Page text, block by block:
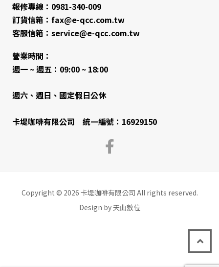
報修專線：0981-340-009
訂貨信箱：fax@e-qcc.com.tw
客服信箱：service@e-qcc.com.tw
營業時間：
週一 ~ 週五：09:00 ~ 18:00
週六、週日、國定假日公休
卡堤咖啡有限公司 統一編號：16929150
Copyright © 2026 卡堤咖啡有限公司 All rights reserved.
Design by 天曲數位